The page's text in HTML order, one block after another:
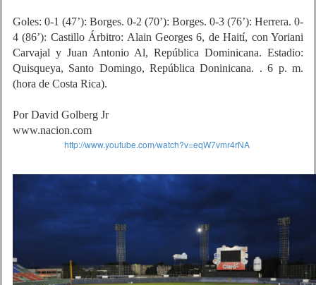
Goles: 0-1 (47’): Borges. 0-2 (70’): Borges. 0-3 (76’): Herrera. 0-
4 (86’): Castillo Árbitro: Alain Georges 6, de Haití, con Yoriani
Carvajal y Juan Antonio Al, República Dominicana. Estadio:
Quisqueya, Santo Domingo, República Doninicana. . 6 p. m.
(hora de Costa Rica).
Por David Golberg Jr
www.nacion.com
http://www.youtube.com/watch?v=eqW7vmr4rNA